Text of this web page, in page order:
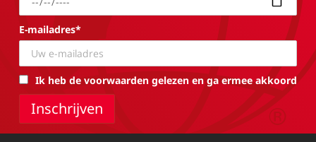
E-mailadres*
Ik heb de voorwaarden gelezen en ga ermee akkoord